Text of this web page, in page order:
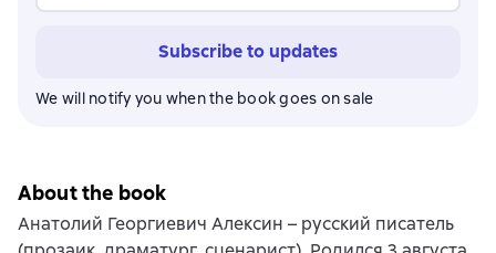
Subscribe to updates
We will notify you when the book goes on sale
About the book
Анатолий Георгиевич Алексин – русский писатель